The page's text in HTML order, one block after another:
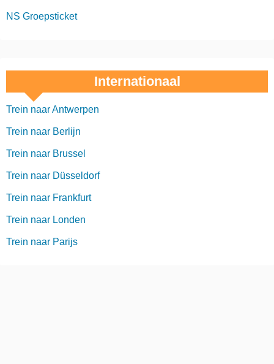
NS Groepsticket
Internationaal
Trein naar Antwerpen
Trein naar Berlijn
Trein naar Brussel
Trein naar Düsseldorf
Trein naar Frankfurt
Trein naar Londen
Trein naar Parijs